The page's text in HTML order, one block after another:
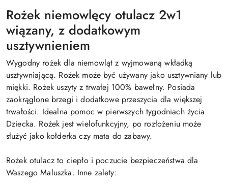
Rożek niemowlęcy otulacz 2w1
wiązany, z dodatkowym
usztywnieniem
Wygodny rożek dla niemowląt z wyjmowaną wkładką
usztywniającą. Rożek może być używany jako usztywniany lub
miękki. Rożek uszyty z trwałej 100% bawełny. Posiada
zaokrąglone brzegi i dodatkowe przeszycia dla większej
trwałości. Idealna pomoc w pierwszych tygodniach życia
Dziecka. Rożek jest wielofunkcyjny, po rozłożeniu może
służyć jako kołderka czy mata do zabawy.
Rożek otulacz to ciepło i poczucie bezpieczeństwa dla
Waszego Maluszka. Inne zalety: